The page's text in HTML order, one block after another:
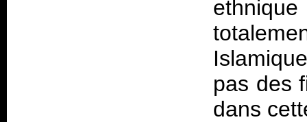
pas des
dans